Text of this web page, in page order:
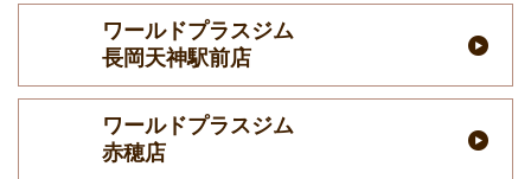
ワールドプラスジム
長岡天神駅前店
ワールドプラスジム
赤穂店